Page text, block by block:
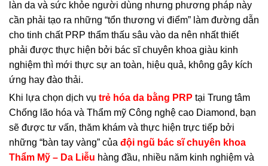
làn da và sức khỏe người dùng nhưng phương pháp này
cần phải tạo ra những “tổn thương vi điểm” làm đường dẫn
cho tinh chất PRP thẩm thấu sâu vào da nên nhất thiết
phải được thực hiện bởi bác sĩ chuyên khoa giàu kinh
nghiệm thì mới thực sự an toàn, hiệu quả, không gây kích
ứng hay đào thải.
Khi lựa chọn dịch vụ trẻ hóa da bằng PRP tại Trung tâm
Chống lão hóa và Thẩm mỹ Công nghệ cao Diamond, bạn
sẽ được tư vấn, thăm khám và thực hiện trực tiếp bởi
những “bàn tay vàng” của đội ngũ bác sĩ chuyên khoa
Thẩm Mỹ – Da Liễu hàng đầu, nhiều năm kinh nghiệm và